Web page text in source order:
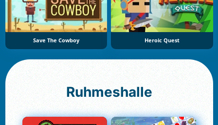
Save The Cowboy Heroic Quest
Ruhmeshalle